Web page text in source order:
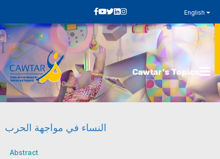
English
Cawtar’s Topics
النساء في مواجهة الحرب
Abstract